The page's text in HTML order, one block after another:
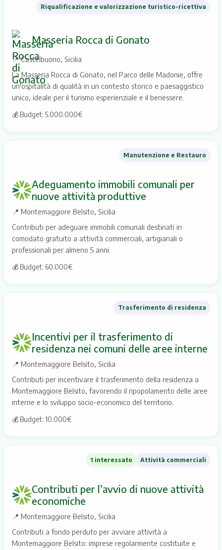
Voglio visitare il territorio
Scopri itinerari, eventi e Comuni da vivere in chiave
sostenibile: la mappa dell'Italia autentica comincia qui.
Scopri gli itinerari
Riqualificazione e valorizzazione turistico-ricettiva
Masseria Rocca di Gonato
📍Castelbuono, Sicilia
La Masseria Rocca di Gonato, nel Parco delle Madonie, offre
un'ospitalità di qualità in un contesto storico e paesaggistico
unico, ideale per il turismo esperienziale e il benessere.
💰 Budget: 5.000.000€
Manutenzione e Restauro
Adeguamento immobili comunali per
nuove attività produttive
📍 Montemaggiore Belsito, Sicilia
Contributi per adeguare immobili comunali destinati in
comodato gratuito a attività commerciali, artigianali o
professionali per almeno 5 anni.
💰 Budget: 60.000€
Trasferimento di residenza
Incentivi per il trasferimento di
residenza nei comuni delle aree interne
📍 Montemaggiore Belsito, Sicilia
Contributi per incentivare il trasferimento della residenza a
Montemaggiore Belsito, favorendo il ripopolamento delle aree
interne e lo sviluppo socio-economico del territorio.
💰 Budget: 10.000€
1 interessato Attività commerciali
Contributi per l’avvio di nuove attività
economiche
📍 Montemaggiore Belsito, Sicilia
Contributi a fondo perduto per avviare attività a
Montemaggiore Belsito: imprese regolarmente costituite e